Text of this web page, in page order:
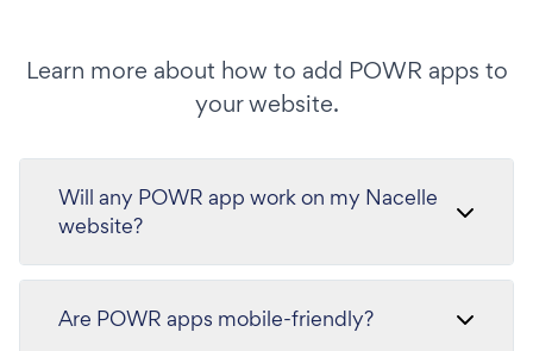
Learn more about how to add POWR apps to
your website.
Will any POWR app work on my Nacelle
website?
Are POWR apps mobile-friendly?